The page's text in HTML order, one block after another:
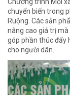
chuyển biến trong
Ruộng. Các sản
nâng cao giá trị
góp phần thúc đẩy
cho người dân.